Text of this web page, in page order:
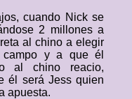
cuando Nick se
2 millones a
al chino a elegir
y a que él
al chino reacio,
él será Jess quien
apuesta.